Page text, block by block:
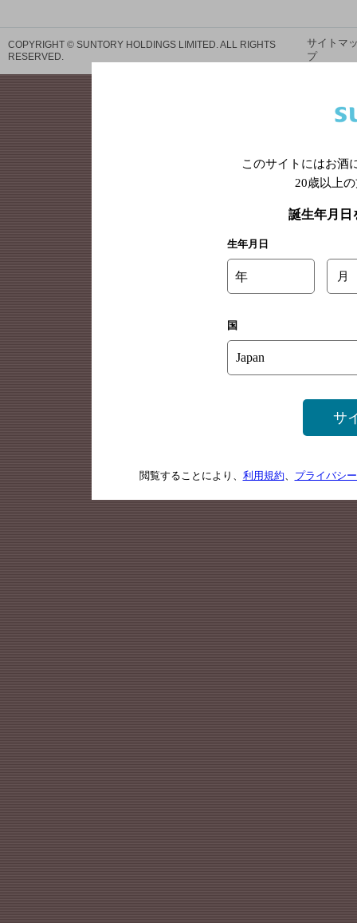
COPYRIGHT © SUNTORY HOLDINGS LIMITED.ALL RIGHTS
RESERVED.
サイトマ
プ
このサイトにはお酒
20歳以上
誕生年月日
生年月日
年 月
国
サ
閲覧することにより、 利用規約、 プライバシ